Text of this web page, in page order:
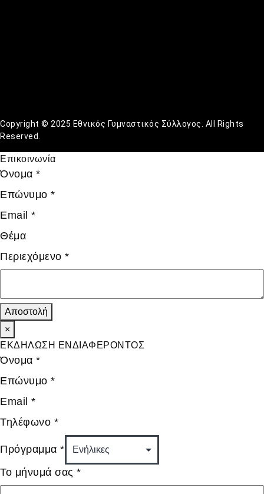
Copyright © 2025 Εθνικός Γυμναστικός Σύλλογος. All Rights
Reserved.
Επικοινωνία
Όνομα *
Επώνυμο *
Email *
Θέμα
Περιεχόμενο *
Αποστολή
×
ΕΚΔΗΛΩΣΗ ΕΝΔΙΑΦΕΡΟΝΤΟΣ
Όνομα *
Επώνυμο *
Email *
Τηλέφωνο *
Πρόγραμμα *
Το μήνυμά σας *